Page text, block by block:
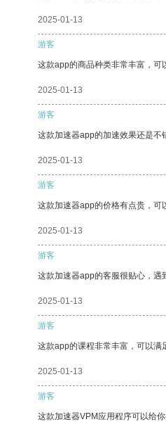
2025-01-13
游客
这款app的商品种类非常丰富，可
2025-01-13
游客
这款加速器app的加速效果还是不
2025-01-13
游客
这款加速器app的价格有点贵，可
2025-01-13
游客
这款加速器app的客服很贴心，遇
2025-01-13
游客
这款app的课程非常丰富，可以满
2025-01-13
游客
这款加速器VPM应用程序可以给